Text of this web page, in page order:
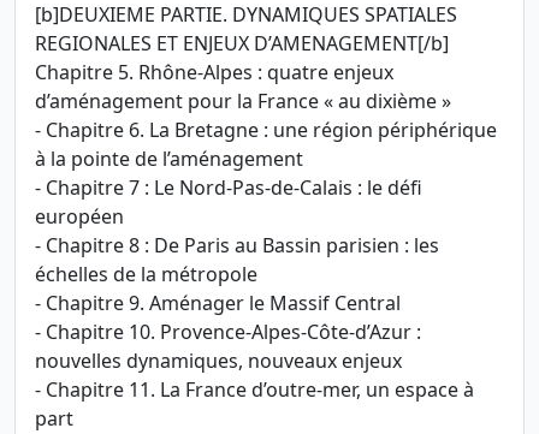
[b]DEUXIEME PARTIE. DYNAMIQUES SPATIALES
REGIONALES ET ENJEUX D’AMENAGEMENT[/b]
Chapitre 5. Rhône-Alpes : quatre enjeux
d’aménagement pour la France « au dixième »
- Chapitre 6. La Bretagne : une région périphérique
à la pointe de l’aménagement
- Chapitre 7 : Le Nord-Pas-de-Calais : le défi
européen
- Chapitre 8 : De Paris au Bassin parisien : les
échelles de la métropole
- Chapitre 9. Aménager le Massif Central
- Chapitre 10. Provence-Alpes-Côte-d’Azur :
nouvelles dynamiques, nouveaux enjeux
- Chapitre 11. La France d’outre-mer, un espace à
part